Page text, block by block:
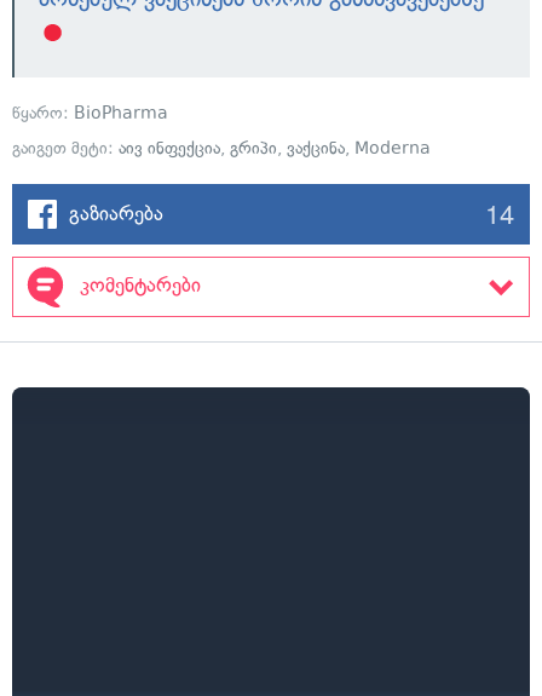
წყარო: BioPharma
გაიგეთ მეტი: აივ ინფექცია, გრიპი, ვაქცინა, Moderna
გაზიარება 14
კომენტარები